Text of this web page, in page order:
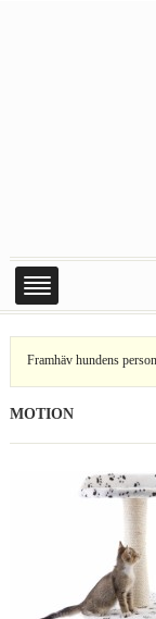
Framhäv hundens
MOTION